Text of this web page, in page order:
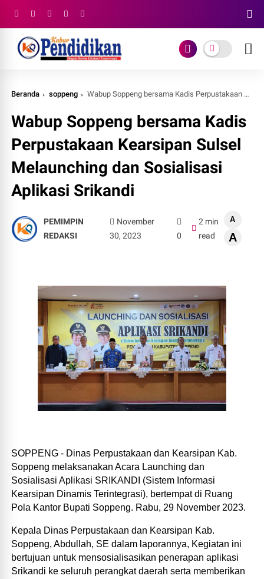
Beranda soppeng Wabup Soppeng bersama Kadis Perpustakaan Kearsipan Sulsel Melaunching dan Sosialisasi Aplikasi Srikandi
Wabup Soppeng bersama Kadis
Perpustakaan Kearsipan Sulsel
Melaunching dan Sosialisasi
Aplikasi Srikandi
PEMIMPIN
REDAKSI
November
30, 2023
0
2 min
read
A
A
SOPPENG - Dinas Perpustakaan dan Kearsipan Kab.
Soppeng melaksanakan Acara Launching dan
Sosialisasi Aplikasi SRIKANDI (Sistem Informasi
Kearsipan Dinamis Terintegrasi), bertempat di Ruang
Pola Kantor Bupati Soppeng. Rabu, 29 November 2023.
Kepala Dinas Perpustakaan dan Kearsipan Kab.
Soppeng, Abdullah, SE dalam laporannya, Kegiatan ini
bertujuan untuk mensosialisasikan penerapan aplikasi
Srikandi ke seluruh perangkat daerah serta memberikan